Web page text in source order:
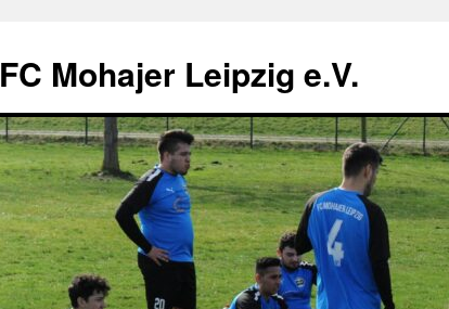
FC Mohajer Leipzig e.V.